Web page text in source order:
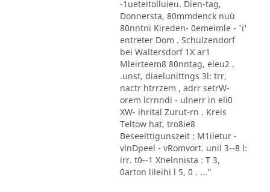
-1ueteitolluieu. Dien-tag,
Donnersta, 80mmdenck nuü
80nntni Kireden- 0emeimle - 'i'
entreter Dom . Schulzendorf
bei Waltersdorf 1X ar1
Mleirteem8 80nntag, eleu2 .
.unst, diaelunittngs 3l: trr,
nactr htrrzem , adrr setrW-
orem lcrnndi - ulnerr in eli0
XW- ihrital Zurut-rn . Kreis
Teltow hat, tro8ie8
Beseelttigunszeit : M1iletur -
vlnDpeel - vRomvort. unil 3--8 l:
irr. t0--1 Xnelnnista : T 3,
0arton lileihi l 5, 0 . ..."